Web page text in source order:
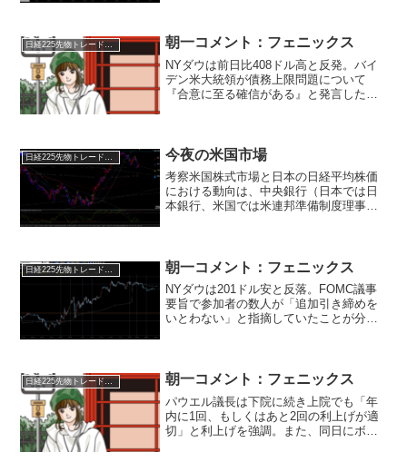
弱気アナリスト達...
日経225先物トレード倶楽部 朝一コメント：フェニックス
NYダウは前日比408ドル高と反発。バイ
デン米大統領が債務上限問題について
『合意に至る確信がある』と発言したこ
発表したこと。さらに米...
日経225先物トレード倶楽部 今夜の米国市場
考察米国株式市場と日本の日経平均株価
における動向は、中央銀行（日本では日
本銀行、米国では米連邦準備制度理事会
析に基づいて、現在の状...
朝一コメント：フェニックス
NYダウは201ドル安と反落。FOMC議事
要旨で参加者の数人が「追加引き締めを
いとわない」と指摘していたことが分か
め、そこまで...
日経225先物トレード倶楽部 朝一コメント：フェニックス
パウエル議長は下院に続き上院でも「年
内に1回、もしくはあと2回の利上げが適
切」と利上げを強調。また、同日にボウ